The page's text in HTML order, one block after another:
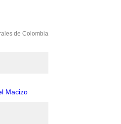
de Colombia